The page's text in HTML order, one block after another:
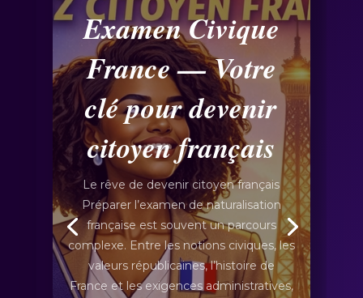
Examen Civique
France — Votre
clé pour devenir
citoyen français
Le rêve de devenir citoyen français
Préparer l’examen de naturalisation
française est souvent un parcours
complexe. Entre les notions civiques, les
valeurs républicaines, l’histoire de
France et les exigences administratives,